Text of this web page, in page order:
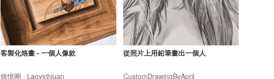
客製化烙畫 - 一個人像款
烙憶圈 · Laoyichiuan
從照片上用鉛筆畫出一個人
CustomDrawingByApril